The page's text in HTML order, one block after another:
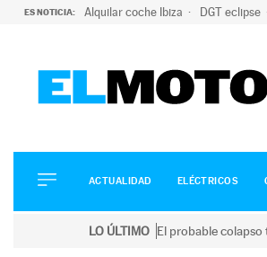
ES NOTICIA: Alquilar coche Ibiza DGT eclipse
ELÉCTRICOS
CONDUCIR
ACTUALIDAD ELÉCTRICOS
LO ÚLTIMO El probable colapso